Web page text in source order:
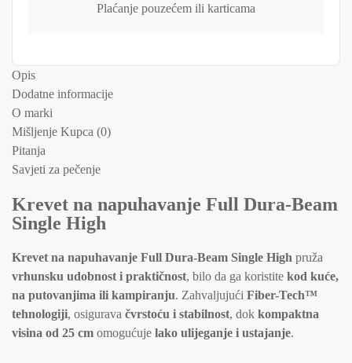
Plaćanje pouzećem ili karticama
Opis
Dodatne informacije
O marki
Mišljenje Kupca (0)
Pitanja
Savjeti za pečenje
Krevet na napuhavanje Full Dura-Beam
Single High
Krevet na napuhavanje Full Dura-Beam Single High pruža
vrhunsku udobnost i praktičnost, bilo da ga koristite kod kuće,
na putovanjima ili kampiranju. Zahvaljujući Fiber-Tech™
tehnologiji, osigurava čvrstoću i stabilnost, dok kompaktna
visina od 25 cm omogućuje lako ulijeganje i ustajanje.